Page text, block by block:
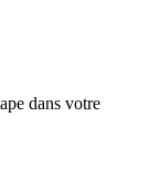
dans votre